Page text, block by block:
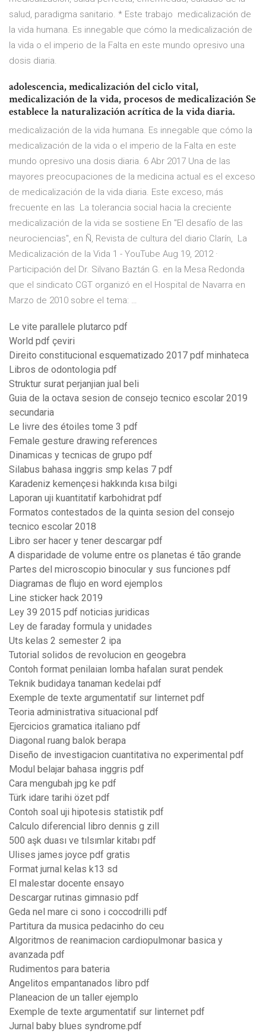
salud, paradigma sanitario. * Este trabajo medicalización de
la vida humana. Es innegable que cómo la medicalización de
la vida o el imperio de la Falta en este mundo opresivo una
dosis diaria.
adolescencia, medicalización del ciclo vital,
medicalización de la vida, procesos de medicalización Se
establece la naturalización acrítica de la vida diaria.
medicalización de la vida humana. Es innegable que cómo la
medicalización de la vida o el imperio de la Falta en este
mundo opresivo una dosis diaria. 6 Abr 2017 Una de las
mayores preocupaciones de la medicina actual es el exceso
de medicalización de la vida diaria. Este exceso, más
frecuente en las La tolerancia social hacia la creciente
medicalización de la vida se sostiene En "El desafío de las
neurociencias", en Ñ, Revista de cultura del diario Clarín, La
Medicalización de la Vida 1 - YouTube Aug 19, 2012 ·
Participación del Dr. Silvano Baztán G. en la Mesa Redonda
que el sindicato CGT organizó en el Hospital de Navarra en
Marzo de 2010 sobre el tema: …
Le vite parallele plutarco pdf
World pdf çeviri
Direito constitucional esquematizado 2017 pdf minhateca
Libros de odontologia pdf
Struktur surat perjanjian jual beli
Guia de la octava sesion de consejo tecnico escolar 2019
secundaria
Le livre des étoiles tome 3 pdf
Female gesture drawing references
Dinamicas y tecnicas de grupo pdf
Silabus bahasa inggris smp kelas 7 pdf
Karadeniz kemençesi hakkında kısa bilgi
Laporan uji kuantitatif karbohidrat pdf
Formatos contestados de la quinta sesion del consejo
tecnico escolar 2018
Libro ser hacer y tener descargar pdf
A disparidade de volume entre os planetas é tão grande
Partes del microscopio binocular y sus funciones pdf
Diagramas de flujo en word ejemplos
Line sticker hack 2019
Ley 39 2015 pdf noticias juridicas
Ley de faraday formula y unidades
Uts kelas 2 semester 2 ipa
Tutorial solidos de revolucion en geogebra
Contoh format penilaian lomba hafalan surat pendek
Teknik budidaya tanaman kedelai pdf
Exemple de texte argumentatif sur linternet pdf
Teoria administrativa situacional pdf
Ejercicios gramatica italiano pdf
Diagonal ruang balok berapa
Diseño de investigacion cuantitativa no experimental pdf
Modul belajar bahasa inggris pdf
Cara mengubah jpg ke pdf
Türk idare tarihi özet pdf
Contoh soal uji hipotesis statistik pdf
Calculo diferencial libro dennis g zill
500 aşk duası ve tılsımlar kitabı pdf
Ulises james joyce pdf gratis
Format jurnal kelas k13 sd
El malestar docente ensayo
Descargar rutinas gimnasio pdf
Geda nel mare ci sono i coccodrilli pdf
Partitura da musica pedacinho do ceu
Algoritmos de reanimacion cardiopulmonar basica y
avanzada pdf
Rudimentos para bateria
Angelitos empantanados libro pdf
Planeacion de un taller ejemplo
Exemple de texte argumentatif sur linternet pdf
Jurnal baby blues syndrome.pdf